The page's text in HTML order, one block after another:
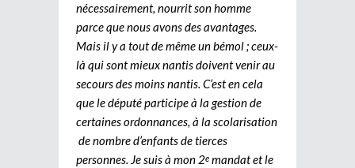
nécessairement, nourrit son homme
parce que nous avons des avantages.
Mais il y a tout de même un bémol ; ceux-
là qui sont mieux nantis doivent venir au
secours des moins nantis. C’est en cela
que le député participe à la gestion de
certaines ordonnances, à la scolarisation
de nombre d’enfants de tierces
personnes. Je suis à mon 2e mandat et le